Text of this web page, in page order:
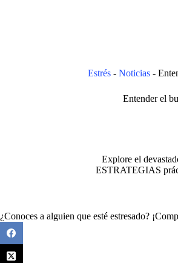
Estrés -Noticias -
Entender el
Explore el
ESTRATEGIAS
¿Conoces a alguien que esté estresado?